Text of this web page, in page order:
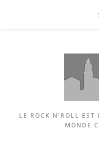
LE ROCK'N'ROLL EST
MONDE